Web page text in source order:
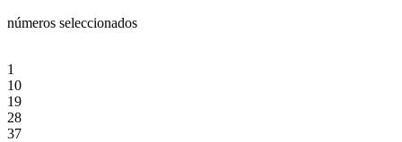
números seleccionados
1
10
19
28
37